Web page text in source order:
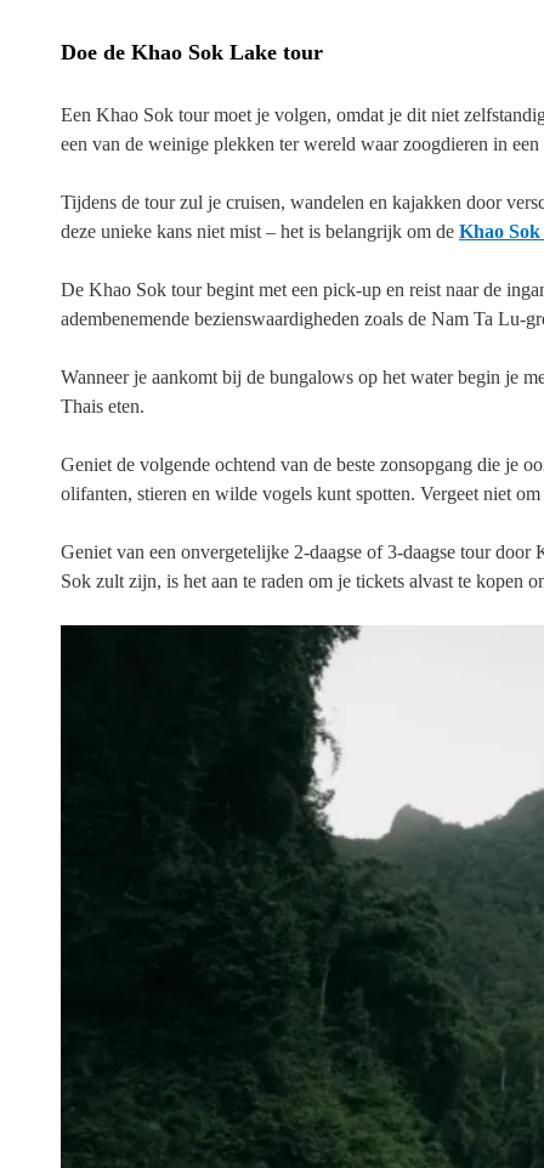
Doe de Khao Sok Lake tour
Een Khao Sok tour moet je volgen, omdat je dit niet
een van de weinige plekken ter wereld waar zoogdieren in
Tijdens de tour zul je cruisen, wandelen en kajakken door
deze unieke kans niet mist – het is belangrijk om de Khao
De Khao Sok tour begint met een pick-up en reist naar de
adembenemende bezienswaardigheden zoals de Nam Ta
Wanneer je aankomt bij de bungalows op het water begin je
Thais eten.
Geniet de volgende ochtend van de beste zonsopgang die je
olifanten, stieren en wilde vogels kunt spotten. Vergeet niet
Geniet van een onvergetelijke 2-daagse of 3-daagse tour
Sok zult zijn, is het aan te raden om je tickets alvast te kopen